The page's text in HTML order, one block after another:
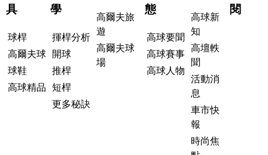
具
球桿
高爾夫球
球鞋
高球精品
學
揮桿分析
開球
推桿
短桿
更多秘訣
高爾夫旅
遊
高爾夫球
場
態
高球要聞
高球賽事
高球人物
高球新
知
高壇軼
聞
活動消
息
車市快
報
時尚焦
閱